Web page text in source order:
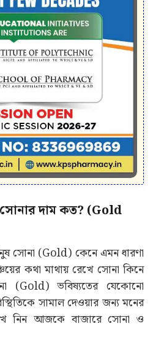
দাম কত? (Gold
সোনা (Gold) কেনে এমন ধারণা
কথা মাথায় রেখে সোনা কিনে
(Gold) ভবিষ্যতের যেকোনো
সামাল দেওয়ার জন্য মনের
নিন আজকে বাজারে সোনা ও